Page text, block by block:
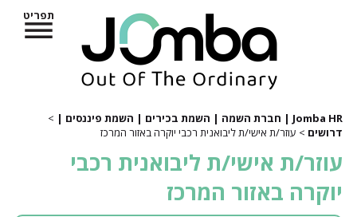
תפריט
Jomba HR | חברת השמה | השמת בכירים | השמת פיננסים |
>
דרושים > עוזר/ת אישי/ת ליבואנית רכבי יוקרה באזור המרכז
עוזר/ת אישי/ת ליבואנית רכבי
יוקרה באזור המרכז